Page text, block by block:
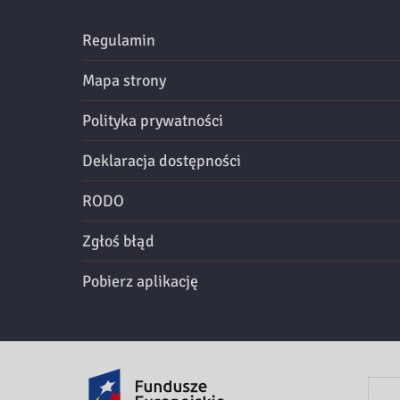
Regulamin
Mapa strony
Polityka prywatności
Deklaracja dostępności
RODO
Zgłoś błąd
Pobierz aplikację